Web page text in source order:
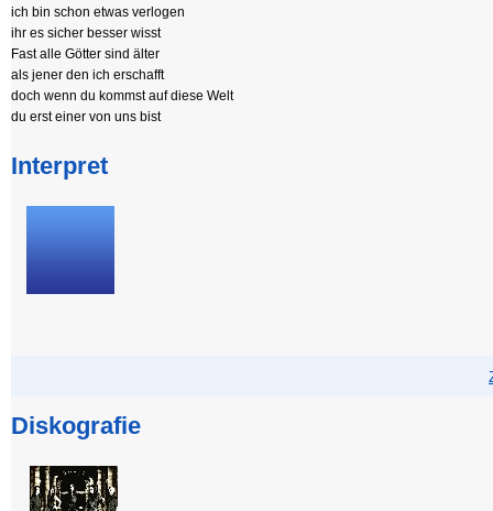
ich bin schon etwas verlogen
ihr es sicher besser wisst
Fast alle Götter sind älter
als jener den ich erschafft
doch wenn du kommst auf diese Welt
du erst einer von uns bist
Interpret
Diskografie